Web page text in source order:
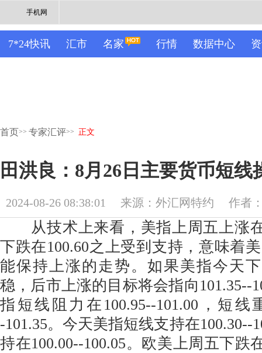
手机网
7*24快讯 汇市 名家 行情 数据中心
首页>> 专家汇评>> 正文
田洪良：8月26日主要货币
2024-08-26 08:38:01 来源：外汇网特约 作者
从技术上来看，美指上周五上涨在
下跌在100.60之上受到支持，意味着
能保持上涨的走势。如果美指今天
稳，后市上涨的目标将会指向101.35--
指短线阻力在100.95--101.00，短线
-101.35。今天美指短线支持在100.30--
持在100.00--100.05。欧美上周五下跌